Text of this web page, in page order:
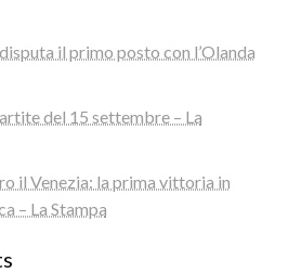
il primo posto con l’Olanda
del 15 settembre – La
il Venezia: la prima vittoria in
– La Stampa